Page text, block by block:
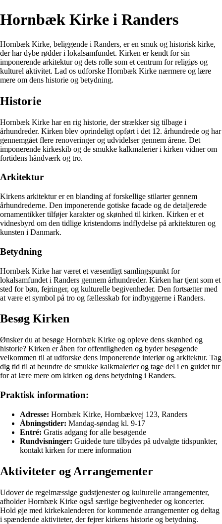
Hornbæk Kirke i Randers
Hornbæk Kirke, beliggende i Randers, er en smuk og historisk kirke,
der har dybe rødder i lokalsamfundet. Kirken er kendt for sin
imponerende arkitektur og dets rolle som et centrum for religiøs og
kulturel aktivitet. Lad os udforske Hornbæk Kirke nærmere og lære
mere om dens historie og betydning.
Historie
Hornbæk Kirke har en rig historie, der strækker sig tilbage i
århundreder. Kirken blev oprindeligt opført i det 12. århundrede og har
gennemgået flere renoveringer og udvidelser gennem årene. Det
imponerende kirkeskib og de smukke kalkmalerier i kirken vidner om
fortidens håndværk og tro.
Arkitektur
Kirkens arkitektur er en blanding af forskellige stilarter gennem
århundrederne. Den imponerende gotiske facade og de detaljerede
ornamentikker tilføjer karakter og skønhed til kirken. Kirken er et
vidnesbyrd om den tidlige kristendoms indflydelse på arkitekturen og
kunsten i Danmark.
Betydning
Hornbæk Kirke har været et væsentligt samlingspunkt for
lokalsamfundet i Randers gennem århundreder. Kirken har tjent som et
sted for bøn, fejringer, og kulturelle begivenheder. Den fortsætter med
at være et symbol på tro og fællesskab for indbyggerne i Randers.
Besøg Kirken
Ønsker du at besøge Hornbæk Kirke og opleve dens skønhed og
historie? Kirken er åben for offentligheden og byder besøgende
velkommen til at udforske dens imponerende interiør og arkitektur. Tag
dig tid til at beundre de smukke kalkmalerier og tage del i en guidet tur
for at lære mere om kirken og dens betydning i Randers.
Praktisk information:
Adresse: Hornbæk Kirke, Hornbækvej 123, Randers
Åbningstider: Mandag-søndag kl. 9-17
Entré: Gratis adgang for alle besøgende
Rundvisninger: Guidede ture tilbydes på udvalgte tidspunkter,
kontakt kirken for mere information
Aktiviteter og Arrangementer
Udover de regelmæssige gudstjenester og kulturelle arrangementer,
afholder Hornbæk Kirke også særlige begivenheder og koncerter.
Hold øje med kirkekalenderen for kommende arrangementer og deltag
i spændende aktiviteter, der fejrer kirkens historie og betydning.